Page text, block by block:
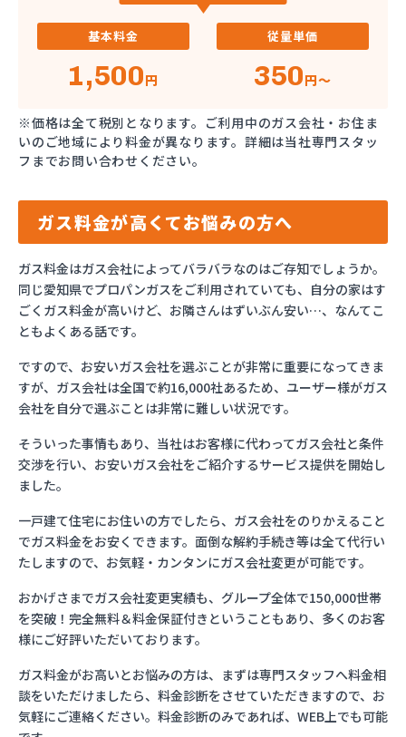
基本料金
1,500円
従量単価
350円～
※価格は全て税別となります。ご利用中のガス会社・お住ま
いのご地域により料金が異なります。詳細は当社専門スタッ
フまでお問い合わせください。
ガス料金が高くてお悩みの方へ
ガス料金はガス会社によってバラバラなのはご存知でしょうか。
同じ愛知県でプロパンガスをご利用されていても、自分の家はす
ごくガス料金が高いけど、お隣さんはずいぶん安い…、なんてこ
ともよくある話です。
ですので、お安いガス会社を選ぶことが非常に重要になってきま
すが、ガス会社は全国で約16,000社あるため、ユーザー様がガス
会社を自分で選ぶことは非常に難しい状況です。
そういった事情もあり、当社はお客様に代わってガス会社と条件
交渉を行い、お安いガス会社をご紹介するサービス提供を開始し
ました。
一戸建て住宅にお住いの方でしたら、ガス会社をのりかえること
でガス料金をお安くできます。面倒な解約手続き等は全て代行い
たしますので、お気軽・カンタンにガス会社変更が可能です。
おかげさまでガス会社変更実績も、グループ全体で150,000世帯
を突破！完全無料＆料金保証付きということもあり、多くのお客
様にご好評いただいております。
ガス料金がお高いとお悩みの方は、まずは専門スタッフへ料金相
談をいただけましたら、料金診断をさせていただきますので、お
気軽にご連絡ください。料金診断のみであれば、WEB上でも可能